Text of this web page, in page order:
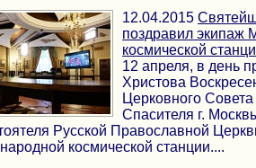
12.04.2015
поздравил экипаж
космической
12 апреля, в день
Христова
Церковного
Спасителя г.
Русской Православной
космической станции....